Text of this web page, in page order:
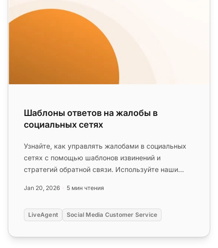
Шаблоны ответов на жалобы в
социальных сетях
Узнайте, как управлять жалобами в социальных
сетях с помощью шаблонов извинений и
стратегий обратной связи. Используйте наши
Jan 20, 2026 5 мин чтения
LiveAgent Social Media Customer Service